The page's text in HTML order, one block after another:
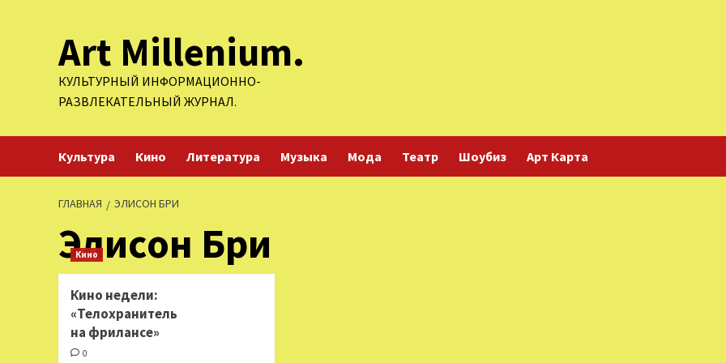
содержимомуArt Millenium.
КУЛЬТУРНЫЙ ИНФОРМАЦИОННО-
РАЗВЛЕКАТЕЛЬНЫЙ ЖУРНАЛ.
Культура Кино Литература Музыка Мода Театр Шоубиз Арт Карта
ГЛАВНАЯ ЭЛИСОН БРИ
Элисон Бри
Кино
Кино недели:
«Телохранитель
на фрилансе»
0